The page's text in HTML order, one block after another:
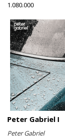
1.080.000
Peter Gabriel I
Peter Gabriel